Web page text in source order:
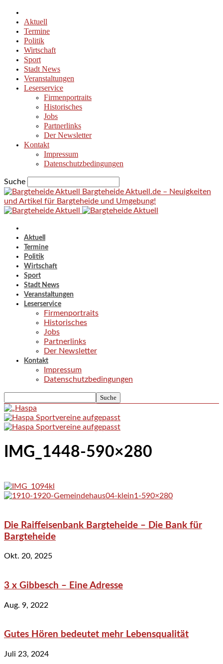
Aktuell
Termine
Politik
Wirtschaft
Sport
Stadt News
Veranstaltungen
Leserservice
Firmenportraits
Historisches
Jobs
Partnerlinks
Der Newsletter
Kontakt
Impressum
Datenschutzbedingungen
Suche
Bargteheide Aktuell.de – Neuigkeiten
und Artikel für Bargteheide und Umgebung!
Aktuell
Termine
Politik
Wirtschaft
Sport
Stadt News
Veranstaltungen
Leserservice
Firmenportraits
Historisches
Jobs
Partnerlinks
Der Newsletter
Kontakt
Impressum
Datenschutzbedingungen
IMG_1448-590×280
Die Raiffeisenbank Bargteheide – Die Bank für
Bargteheide
Okt. 20, 2025
3 x Gibbesch – Eine Adresse
Aug. 9, 2022
Gutes Hören bedeutet mehr Lebensqualität
Juli 23, 2024